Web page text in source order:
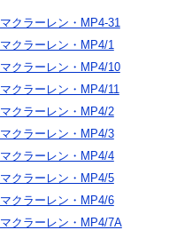
マクラーレン・MP4-31
マクラーレン・MP4/1
マクラーレン・MP4/10
マクラーレン・MP4/11
マクラーレン・MP4/2
マクラーレン・MP4/3
マクラーレン・MP4/4
マクラーレン・MP4/5
マクラーレン・MP4/6
マクラーレン・MP4/7A